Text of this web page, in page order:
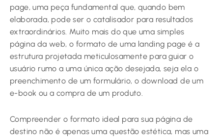
page, uma peça fundamental que, quando bem
elaborada, pode ser o catalisador para resultados
extraordinários. Muito mais do que uma simples
página da web, o formato de uma landing page é a
estrutura projetada meticulosamente para guiar o
usuário rumo a uma única ação desejada, seja ela o
preenchimento de um formulário, o download de um
e-book ou a compra de um produto.
Compreender o formato ideal para sua página de
destino não é apenas uma questão estética, mas uma